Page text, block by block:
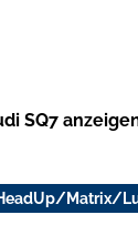
SQ7
HeadUp/Matrix/